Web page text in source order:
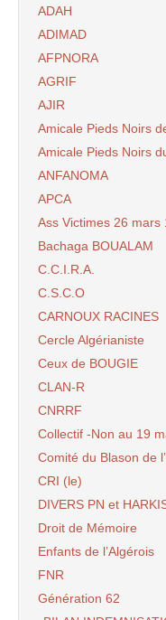
ADAH
ADIMAD
AFPNORA
AGRIF
AJIR
Amicale Pieds Noirs
Amicale Pieds Noirs
ANFANOMA
APCA
Ass Victimes 26 mars
Bachaga BOUALAM
C.C.I.R.A.
C.S.C.O
CARNOUX RACINES
Cercle Algérianiste
Ceux de BOUGIE
CLAN-R
CNRRF
Collectif -Non au 19
Comité du Blason de
CRI (le)
DIVERS PN et
Droit de Mémoire
Enfants de l’Algérois
FNR
Génération 62